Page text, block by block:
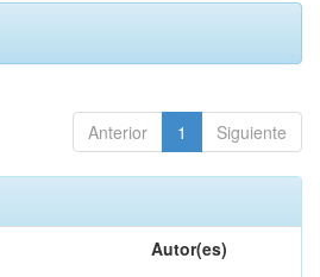
Anterior 1 Siguiente
Autor(es)